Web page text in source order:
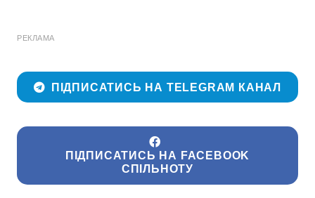
РЕКЛАМА
ПІДПИСАТИСЬ НА TELEGRAM КАНАЛ
ПІДПИСАТИСЬ НА FACEBOOK
СПІЛЬНОТУ